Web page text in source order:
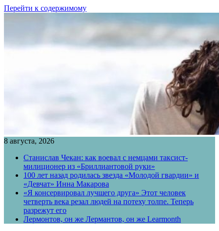
Перейти к содержимому
8 августа, 2026
Станислав Чекан: как воевал с немцами таксист-
милиционер из «Бриллиантовой руки»
100 лет назад родилась звезда «Молодой гвардии» и
«Девчат» Инна Макарова
«Я консервировал лучшего друга» Этот человек
четверть века резал людей на потеху толпе. Теперь
разрежут его
Лермонтов, он же Лермантов, он же Learmonth